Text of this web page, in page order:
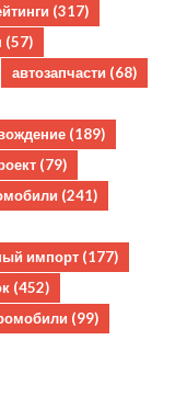
(317)
(57)
автозапчасти (68)
(189)
(79)
(241)
импорт (177)
(452)
(99)